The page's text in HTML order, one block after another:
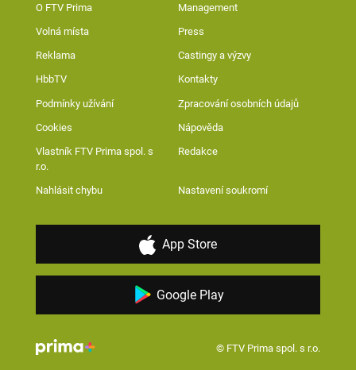
O FTV Prima Management
Volná místa Press
Reklama Castingy a výzvy
HbbTV Kontakty
Podmínky užívání Zpracování osobních údajů
Cookies Nápověda
Vlastník FTV Prima spol. s
r.o.
Redakce
Nahlásit chybu Nastavení soukromí
App Store
Google Play
© FTV Prima spol. s r.o.